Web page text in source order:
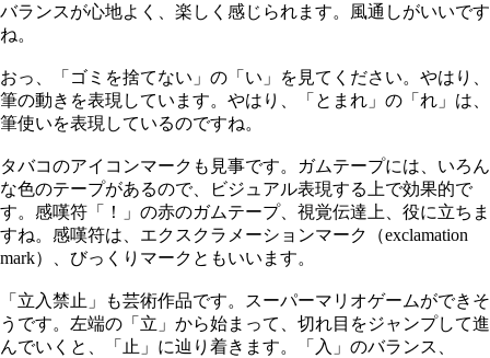
バランスが心地よく、楽しく感じられます。風通しがいいです
ね。
おっ、「ゴミを捨てない」の「い」を見てください。やはり、
筆の動きを表現しています。やはり、「とまれ」の「れ」は、
筆使いを表現しているのですね。
タバコのアイコンマークも見事です。ガムテープには、いろん
な色のテープがあるので、ビジュアル表現する上で効果的で
す。感嘆符「！」の赤のガムテープ、視覚伝達上、役に立ちま
すね。感嘆符は、エクスクラメーションマーク（exclamation
mark）、びっくりマークともいいます。
「立入禁止」も芸術作品です。スーパーマリオゲームができそ
うです。左端の「立」から始まって、切れ目をジャンプして進
んでいくと、「止」に辿り着きます。「入」のバランス、